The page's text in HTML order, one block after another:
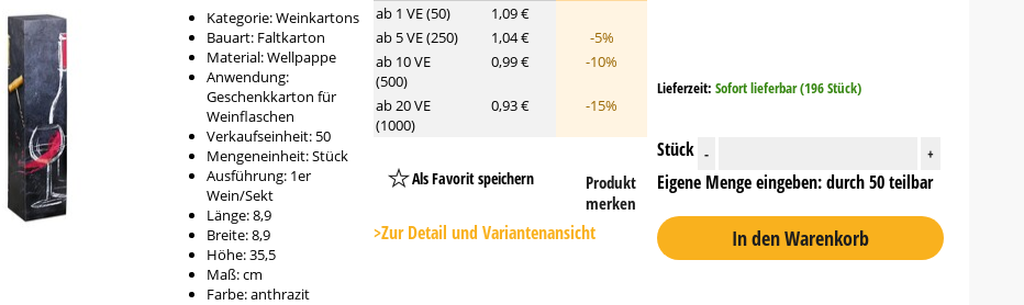
Kategorie: Weinkartons
Bauart: Faltkarton
Material: Wellpappe
Anwendung:
Geschenkkarton für
Weinflaschen
Verkaufseinheit: 50
Mengeneinheit: Stück
Ausführung: 1er
Wein/Sekt
Länge: 8,9
Breite: 8,9
Höhe: 35,5
Maß: cm
Farbe: anthrazit
ab 1 VE (50)
1,09 €
ab 5 VE (250)
1,04 €
-5%
ab 10 VE
(500)
0,99 € -10%
ab 20 VE
(1000)
0,93 € -15%
Als Favorit speichern
Button
Produkt
merken
>Zur Detail und Variantenansicht
Lieferzeit: Sofort lieferbar (196 Stück)
Stück - +
Eigene Menge eingeben: durch 50 teilbar
In den Warenkorb